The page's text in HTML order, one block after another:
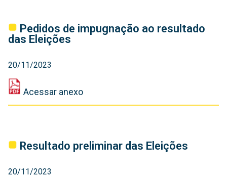
‎Pedidos de impugnação ao resultado
das Eleições
20/11/2023
Acessar anexo
‎Resultado preliminar das Eleições
20/11/2023